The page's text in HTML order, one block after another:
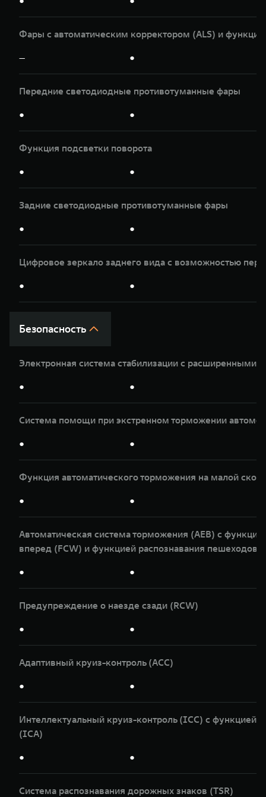
Фары с автоматическим корректором (ALS) и
— ●
Передние светодиодные противотуманные фары
● ●
Функция подсветки поворота
● ●
Задние светодиодные противотуманные фары
● ●
Цифровое зеркало заднего вида с возможностью
● ●
Безопасность
Электронная система стабилизации с расширенными
● ●
Система помощи при экстренном торможении
● ●
Функция автоматического торможения на малой
● ●
Автоматическая система торможения (AEB) с
вперед (FCW) и функцией распознавания пешеходов
● ●
Предупреждение о наезде сзади (RCW)
● ●
Адаптивный круиз-контроль (ACC)
● ●
Интеллектуальный круиз-контроль (ICС) с функцией
(ICA)
● ●
Система распознавания дорожных знаков (TSR)